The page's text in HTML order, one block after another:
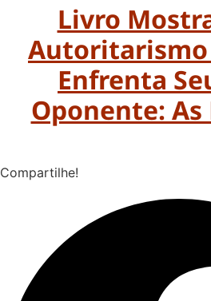
Livro
Autoritarismo
Enfrenta
Oponente:
Compartilhe!